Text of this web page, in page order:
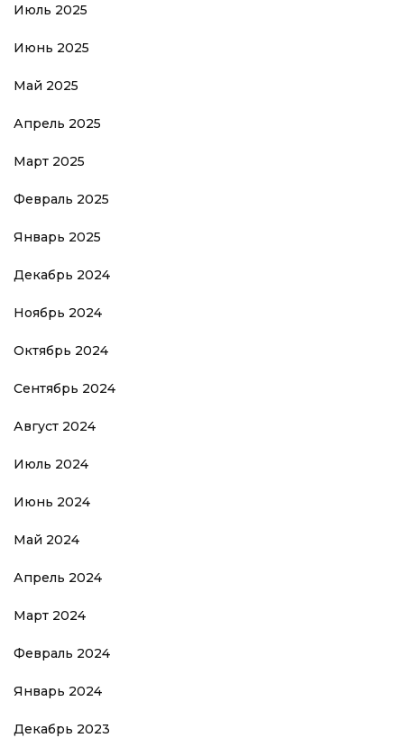
Июль 2025
Июнь 2025
Май 2025
Апрель 2025
Март 2025
Февраль 2025
Январь 2025
Декабрь 2024
Ноябрь 2024
Октябрь 2024
Сентябрь 2024
Август 2024
Июль 2024
Июнь 2024
Май 2024
Апрель 2024
Март 2024
Февраль 2024
Январь 2024
Декабрь 2023